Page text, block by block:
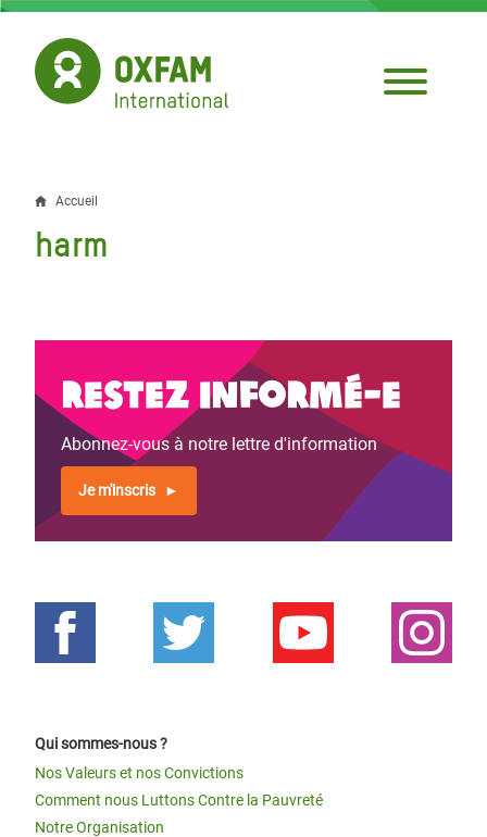
Aller
contenu
principal
Fil
d'Ariane
Accueil
harm
Restez informé-e
Abonnez-vous à notre lettre d'information
Je m'inscris
Qui sommes-nous ?
Nos Valeurs et nos Convictions
Comment nous Luttons Contre la Pauvreté
Notre Organisation